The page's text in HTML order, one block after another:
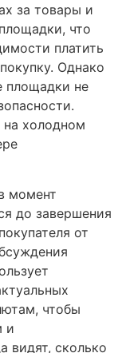
за товары и
что
платить
Однако
площадки не
холодном
момент
до завершения
от
чтобы
и
видят, сколько